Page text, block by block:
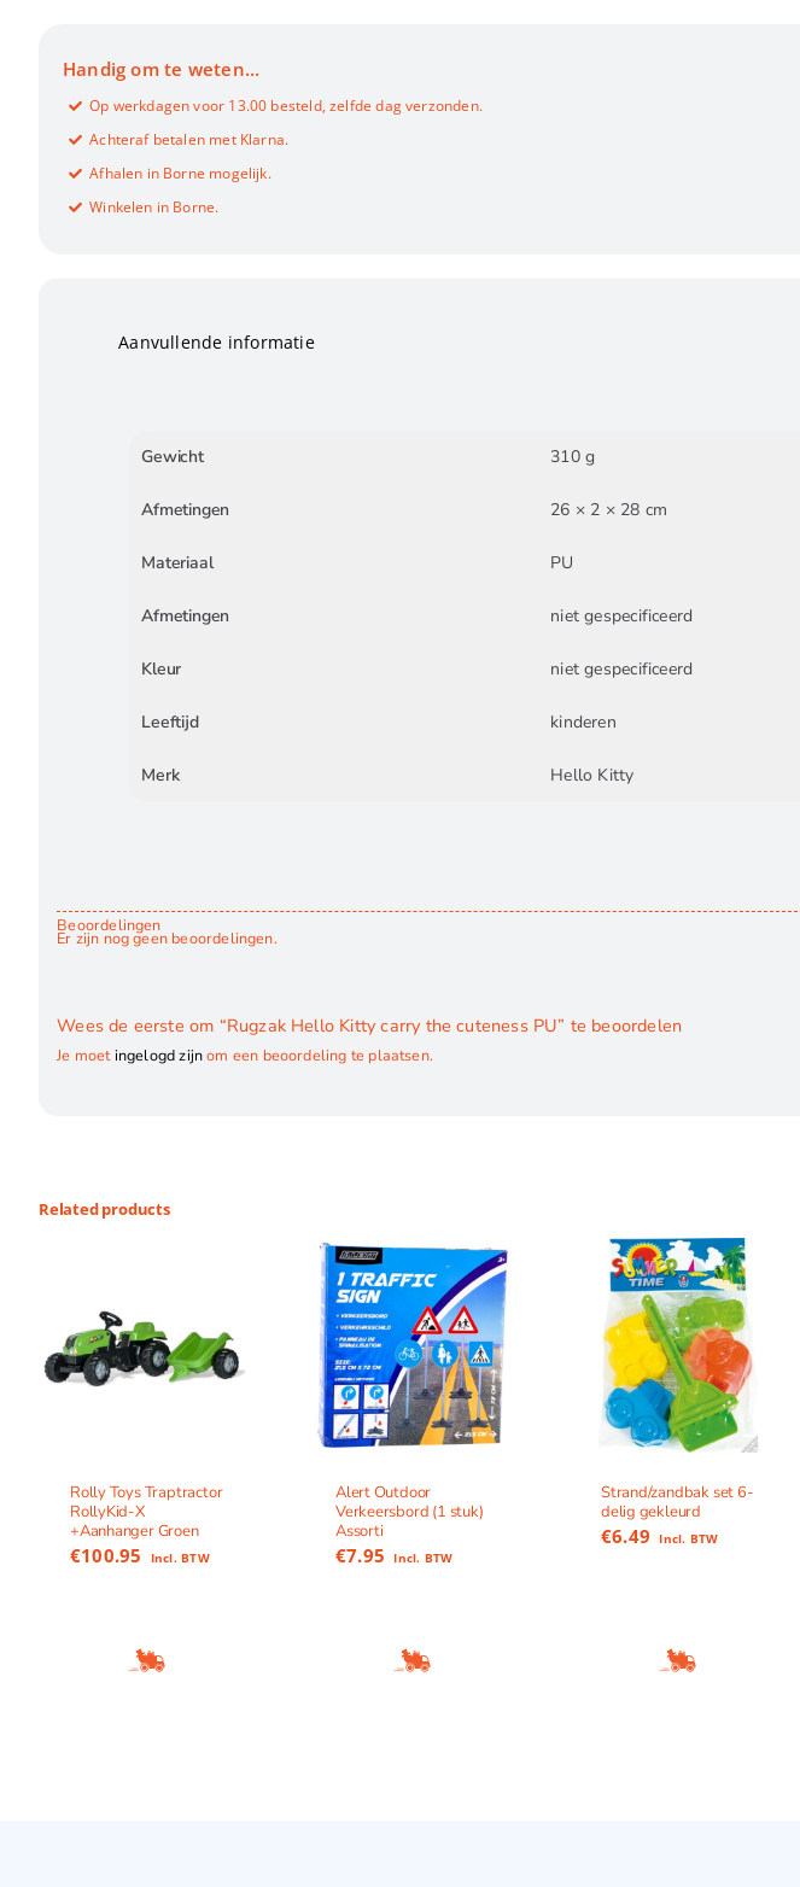
Handig om te weten…
Op werkdagen voor 13.00 besteld, zelfde dag verzonden.
Achteraf betalen met Klarna.
Afhalen in Borne mogelijk.
Winkelen in Borne.
Aanvullende informatie
Gewicht 310 g
Afmetingen 26 × 2 × 28 cm
Materiaal PU
Afmetingen niet gespecificeerd
Kleur niet gespecificeerd
Leeftijd kinderen
Merk Hello Kitty
Beoordelingen
Er zijn nog geen beoordelingen.
Wees de eerste om “Rugzak Hello Kitty carry the cuteness PU” te beoordelen
Je moetingelogd zijnom een beoordeling te plaatsen.
Related products
Rolly Toys Traptractor
RollyKid-X
+Aanhanger Groen
€100.95 Incl. BTW
Alert Outdoor
Verkeersbord (1 stuk)
Assorti
€7.95 Incl. BTW
Strand/zandbak set 6-
delig gekleurd
€6.49 Incl. BTW